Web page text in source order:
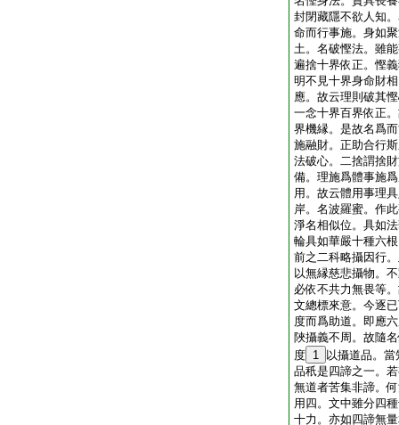
封閉藏隱不欲人知
命而行事施。身如
土。名破慳法。雖
遍捨十界依正。慳
明不見十界身命財
應。故云理則破其
一念十界百界依正
界機縁。是故名爲
施融財。正助合行
法破心。二捨謂捨
備。理施爲體事施
用。故云體用事理
岸。名波羅蜜。作
淨名相似位。具如
輪具如華嚴十種六
前之二科略攝因行
以無縁慈悲攝物。
必依不共力無畏等
文總標來意。今逐
度而爲助道。即應
陜攝義不周。故隨
度 1
以攝道品。
品秖是四諦之一。
無道者苦集非諦。
用四。文中雖分四
十力。亦如四諦無